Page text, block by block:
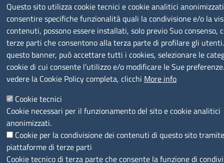
Questo sito utilizza cookie tecnici e cookie analitici
consentire specifiche funzionalità quali la condivisione e/o la
contenuti, possono essere installati, solo previo Suo consenso,
terze parti che consentono alla terza parte di profilare gli
questo banner, può accettare tutti i cookies, selezionare le
cookie di cui consente l’utilizzo e/o modificare le Sue
vedere la Cookie Policy completa, clicchi More info
Cookie tecnici
Cookie necessari per il funzionamento del sito e cookie analitici
anonimizzati.
Cookie per la condivisione dei contenuti di questo sito
piattaforme di terze parti
Cookie tecnico di terza parte che consente la funzione di